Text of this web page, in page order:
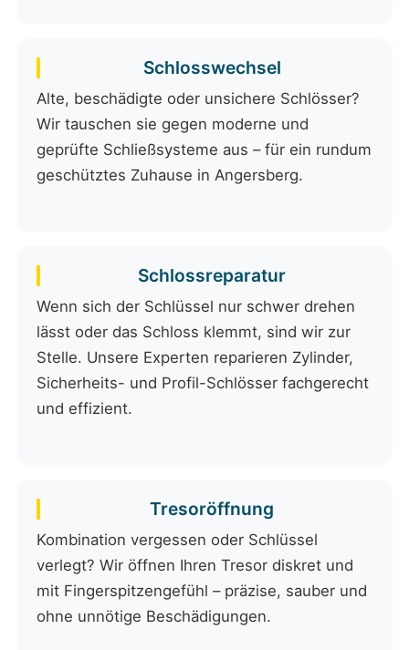
Schlosswechsel
Alte, beschädigte oder unsichere Schlösser?
Wir tauschen sie gegen moderne und
geprüfte Schließsysteme aus – für ein rundum
geschütztes Zuhause in Angersberg.
Schlossreparatur
Wenn sich der Schlüssel nur schwer drehen
lässt oder das Schloss klemmt, sind wir zur
Stelle. Unsere Experten reparieren Zylinder,
Sicherheits- und Profil-Schlösser fachgerecht
und effizient.
Tresoröffnung
Kombination vergessen oder Schlüssel
verlegt? Wir öffnen Ihren Tresor diskret und
mit Fingerspitzengefühl – präzise, sauber und
ohne unnötige Beschädigungen.